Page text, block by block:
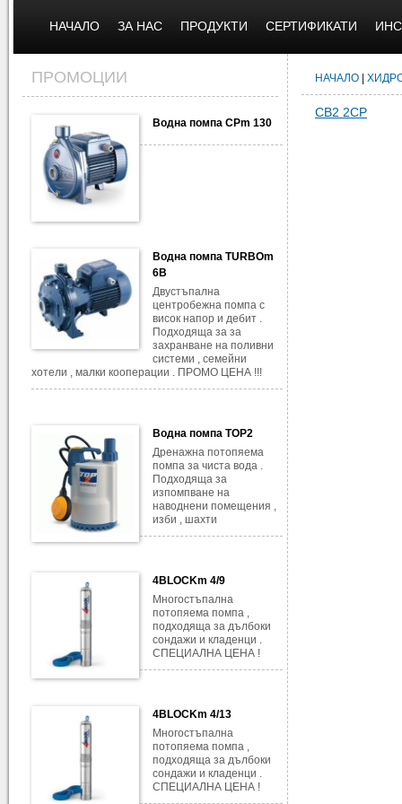
НАЧАЛО ЗА НАС ПРОДУКТИ СЕРТИФИКАТИ
ПРОМОЦИИ
Водна помпа CPm 130
Водна помпа TURBOm
6B
Двустъпална
центробежна помпа с
висок напор и дебит .
Подходяща за за
захранване на поливни
системи , семейни
хотели , малки кооперации . ПРОМО ЦЕНА !!!
Водна помпа TOP2
Дренажна потопяема
помпа за чиста вода .
Подходяща за
изпомпване на
наводнени помещения ,
изби , шахти
4BLOCKm 4/9
Многостъпална
потопяема помпа ,
подходяща за дълбоки
сондажи и кладенци .
СПЕЦИАЛНА ЦЕНА !
4BLOCKm 4/13
Многостъпална
потопяема помпа ,
подходяща за дълбоки
сондажи и кладенци .
СПЕЦИАЛНА ЦЕНА !
НАЧАЛО
CB2 2CP